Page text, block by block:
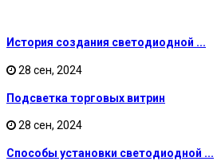
История создания светодиодной ...
28 сен, 2024
Подсветка торговых витрин
28 сен, 2024
Способы установки светодиодной ...